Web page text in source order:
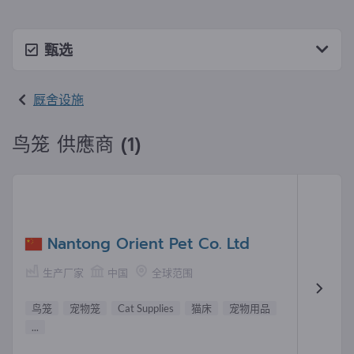
甄选
厩舍设施
鸟笼 供應商 (1)
Nantong Orient Pet Co. Ltd
生产厂家 中国 全球范围
鸟笼 宠物笼 Cat Supplies 猫床
宠物用品
...